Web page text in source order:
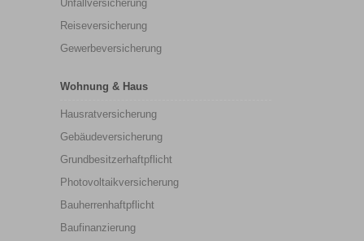
Unfallversicherung
Reiseversicherung
Gewerbeversicherung
Wohnung & Haus
Hausratversicherung
Gebäudeversicherung
Grundbesitzerhaftpflicht
Photovoltaikversicherung
Bauherrenhaftpflicht
Baufinanzierung